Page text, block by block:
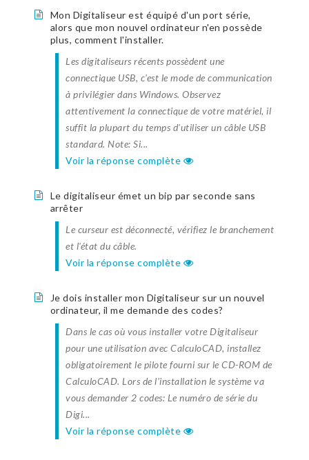
Mon Digitaliseur est équipé d'un port série,
alors que mon nouvel ordinateur n'en possède
plus, comment l'installer.
Les digitaliseurs récents possèdent une
connectique USB, c'est le mode de communication
à privilégier dans Windows. Observez
attentivement la connectique de votre matériel, il
suffit la plupart du temps d'utiliser un câble USB
standard. Note: Si...
Voir la réponse complète
Le digitaliseur émet un bip par seconde sans
arrêter
Le curseur est déconnecté, vérifiez le branchement
et l'état du câble.
Voir la réponse complète
Je dois installer mon Digitaliseur sur un nouvel
ordinateur, il me demande des codes?
Dans le cas où vous installer votre Digitaliseur
pour une utilisation avec CalculoCAD, installez
obligatoirement le pilote fourni sur le CD-ROM de
CalculoCAD. Lors de l'installation le système va
vous demander 2 codes: Le numéro de série du
Digi...
Voir la réponse complète